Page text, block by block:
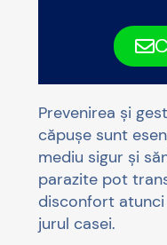
Prevenirea și
căpușe sunt
mediu sigur și
parazite pot
disconfort
jurul casei.